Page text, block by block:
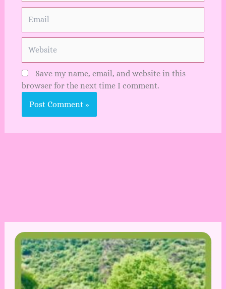
Save my name, email, and website in this
browser for the next time I comment.